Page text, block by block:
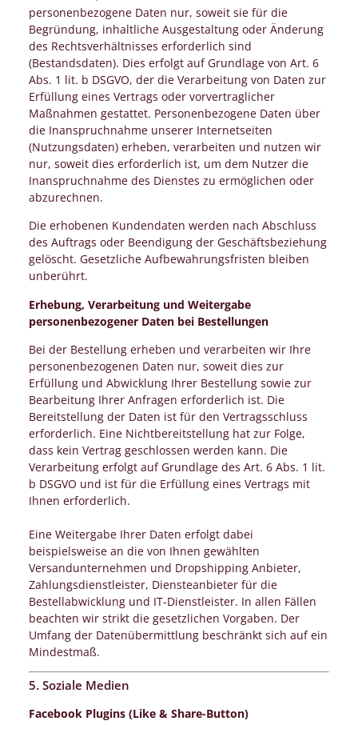
personenbezogene Daten nur, soweit sie für die
Begründung, inhaltliche Ausgestaltung oder Änderung
des Rechtsverhältnisses erforderlich sind
(Bestandsdaten). Dies erfolgt auf Grundlage von Art. 6
Abs. 1 lit. b DSGVO, der die Verarbeitung von Daten zur
Erfüllung eines Vertrags oder vorvertraglicher
Maßnahmen gestattet. Personenbezogene Daten über
die Inanspruchnahme unserer Internetseiten
(Nutzungsdaten) erheben, verarbeiten und nutzen wir
nur, soweit dies erforderlich ist, um dem Nutzer die
Inanspruchnahme des Dienstes zu ermöglichen oder
abzurechnen.
Die erhobenen Kundendaten werden nach Abschluss
des Auftrags oder Beendigung der Geschäftsbeziehung
gelöscht. Gesetzliche Aufbewahrungsfristen bleiben
unberührt.
Erhebung, Verarbeitung und Weitergabe
personenbezogener Daten bei Bestellungen
Bei der Bestellung erheben und verarbeiten wir Ihre
personenbezogenen Daten nur, soweit dies zur
Erfüllung und Abwicklung Ihrer Bestellung sowie zur
Bearbeitung Ihrer Anfragen erforderlich ist. Die
Bereitstellung der Daten ist für den Vertragsschluss
erforderlich. Eine Nichtbereitstellung hat zur Folge,
dass kein Vertrag geschlossen werden kann. Die
Verarbeitung erfolgt auf Grundlage des Art. 6 Abs. 1 lit.
b DSGVO und ist für die Erfüllung eines Vertrags mit
Ihnen erforderlich.
Eine Weitergabe Ihrer Daten erfolgt dabei
beispielsweise an die von Ihnen gewählten
Versandunternehmen und Dropshipping Anbieter,
Zahlungsdienstleister, Diensteanbieter für die
Bestellabwicklung und IT-Dienstleister. In allen Fällen
beachten wir strikt die gesetzlichen Vorgaben. Der
Umfang der Datenübermittlung beschränkt sich auf ein
Mindestmaß.
5. Soziale Medien
Facebook Plugins (Like & Share-Button)